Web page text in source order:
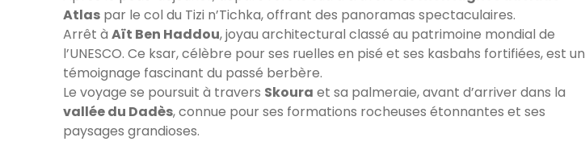
Atlas par le col du Tizi n’Tichka, offrant des panoramas spectaculaires.
Arrêt àAït Ben Haddou, joyau architectural classé au patrimoine mondial de
l’UNESCO. Ce ksar, célèbre pour ses ruelles en pisé et ses kasbahs fortifiées, est un
témoignage fascinant du passé berbère.
Le voyage se poursuit à travers Skoura et sa palmeraie, avant d’arriver dans la
vallée du Dadès, connue pour ses formations rocheuses étonnantes et ses
paysages grandioses.